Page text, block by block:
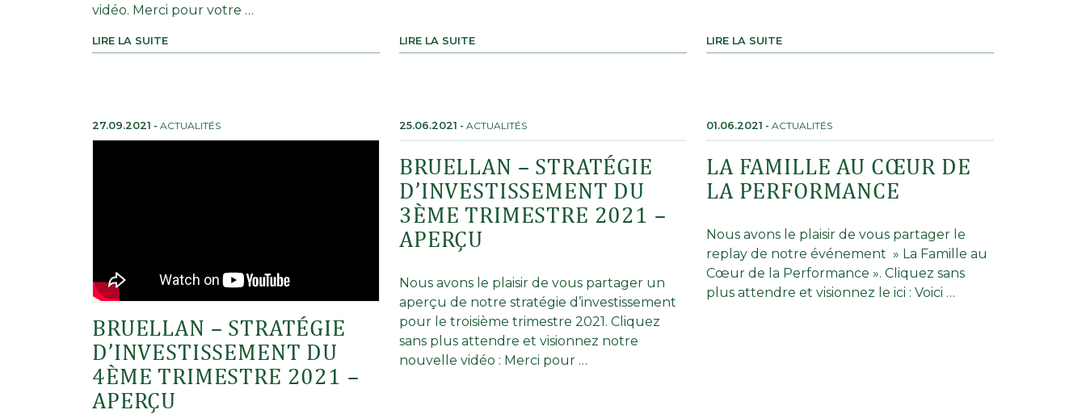
vidéo. Merci pour votre …
LIRE LA SUITE LIRE LA SUITE LIRE LA SUITE
27.09.2021 - ACTUALITÉS
BRUELLAN – STRATÉGIE
D’INVESTISSEMENT DU
4ÈME TRIMESTRE 2021 –
APERÇU
25.06.2021 - ACTUALITÉS
BRUELLAN – STRATÉGIE
D’INVESTISSEMENT DU
3ÈME TRIMESTRE 2021 –
APERÇU
Nous avons le plaisir de vous partager un
aperçu de notre stratégie d’investissement
pour le troisième trimestre 2021. Cliquez
sans plus attendre et visionnez notre
nouvelle vidéo : Merci pour …
01.06.2021 - ACTUALITÉS
LA FAMILLE AU CŒUR DE
LA PERFORMANCE
Nous avons le plaisir de vous partager le
replay de notre événement » La Famille au
Cœur de la Performance ». Cliquez sans
plus attendre et visionnez le ici : Voici …